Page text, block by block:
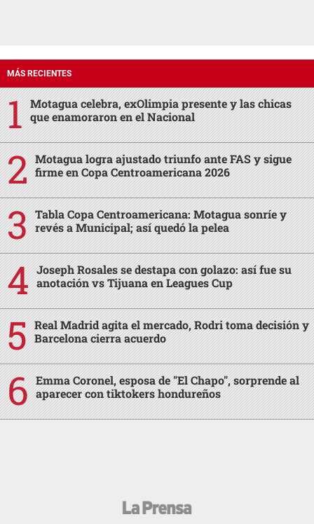
MÁS RECIENTES
Motagua celebra, exOlimpia presente y las chicas
que enamoraron en el Nacional
Motagua logra ajustado triunfo ante FAS y sigue
firme en Copa Centroamericana 2026
Tabla Copa Centroamericana: Motagua sonríe y
revés a Municipal; así quedó la pelea
Joseph Rosales se destapa con golazo: así fue su
anotación vs Tijuana en Leagues Cup
Real Madrid agita el mercado, Rodri toma decisión y
Barcelona cierra acuerdo
Emma Coronel, esposa de "El Chapo", sorprende al
aparecer con tiktokers hondureños